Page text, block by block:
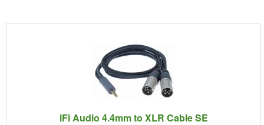
iFi Audio 4.4mm to XLR Cable SE